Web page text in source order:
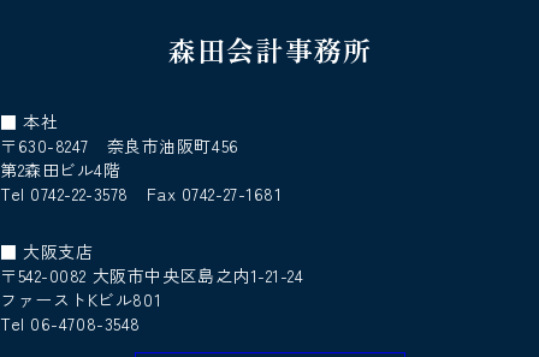
森田会計事務所
■ 本社
〒630-8247 奈良市油阪町456
第2森田ビル4階
Tel 0742-22-3578 Fax 0742-27-1681
■ 大阪支店
〒542-0082 大阪市中央区島之内1-21-24
ファーストKビル801
Tel 06-4708-3548